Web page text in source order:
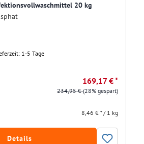
20 kg
1-5 Tage
169,17 € *
234,95 €(28% gespart)
8,46 € * / 1 kg
Details